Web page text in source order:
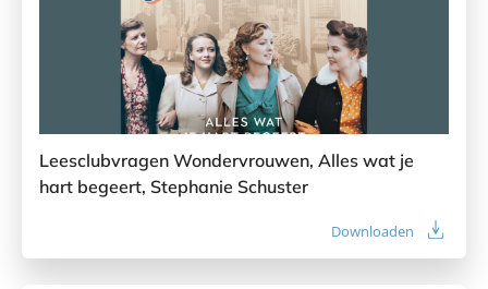
Leesclubvragen Wondervrouwen, Alles wat je
hart begeert, Stephanie Schuster
Downloaden